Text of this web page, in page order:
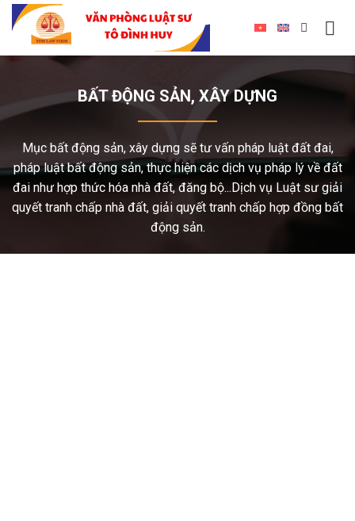
BẤT ĐỘNG SẢN, XÂY DỰNG
Mục bất động sản, xây dựng sẽ tư vấn pháp luật đất đai,
pháp luật bất động sản, thực hiện các dịch vụ pháp lý về đất
đai như hợp thức hóa nhà đất, đăng bộ...Dịch vụ Luật sư giải
quyết tranh chấp nhà đất, giải quyết tranh chấp hợp đồng bất
động sản.